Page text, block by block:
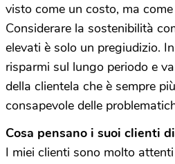
visto come un costo, ma
Considerare la sostenibilità
elevati è solo un pregiudizio.
risparmi sul lungo periodo e
della clientela che è sempre
consapevole delle
Cosa pensano i suoi clienti
I miei clienti sono molto